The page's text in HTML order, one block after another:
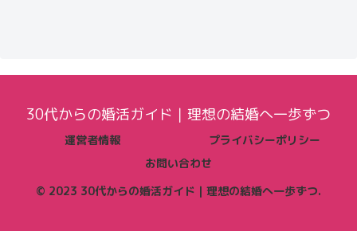
30代からの婚活ガイド｜理想の結婚へ一歩ずつ
運営者情報
プライバシーポリシー
お問い合わせ
© 2023 30代からの婚活ガイド｜理想の結婚へ一歩ずつ.